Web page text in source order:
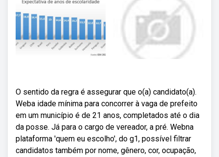
O sentido da regra é assegurar que o(a) candidato(a).
Weba idade mínima para concorrer à vaga de prefeito
em um município é de 21 anos, completados até o dia
da posse. Já para o cargo de vereador, a pré. Webna
plataforma 'quem eu escolho', do g1, possível filtrar
candidatos também por nome, gênero, cor, ocupação,